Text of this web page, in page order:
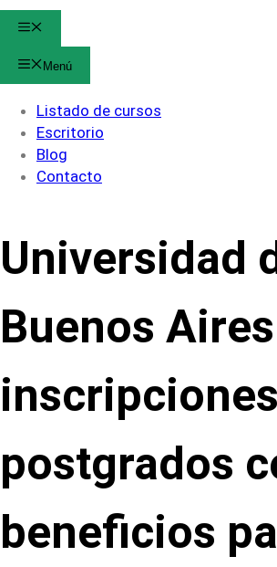
Menú
Listado de cursos
Escritorio
Blog
Contacto
Universidad
Buenos
postgrados
beneficios